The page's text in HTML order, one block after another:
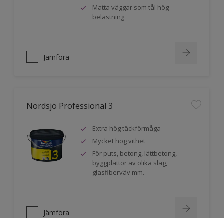
Matta väggar som tål hög
belastning
Jämföra
Nordsjö Professional 3
Extra hög täckförmåga
Mycket hög vithet
För puts, betong, lättbetong,
byggplattor av olika slag,
glasfiberväv mm.
Jämföra